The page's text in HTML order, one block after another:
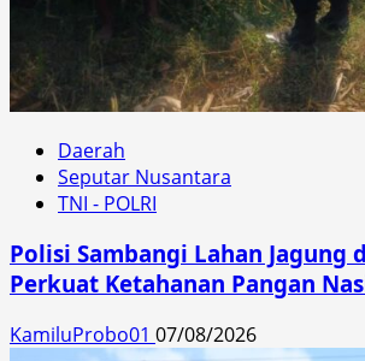
Daerah
Seputar Nusantara
TNI - POLRI
Polisi Sambangi Lahan Jagung
Perkuat Ketahanan Pangan
KamiluProbo01 07/08/2026